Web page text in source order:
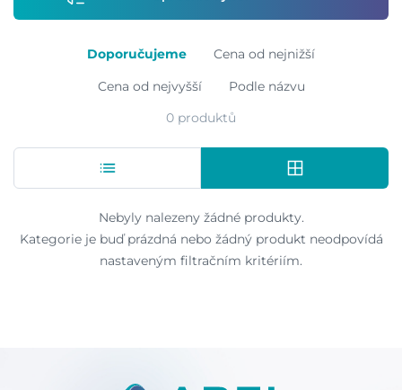
Doporučujeme
Cena od nejnižší
Cena od nejvyšší
Podle názvu
0 produktů
Nebyly nalezeny žádné produkty.
Kategorie je buď prázdná nebo žádný produkt neodpovídá
nastaveným filtračním kritériím.